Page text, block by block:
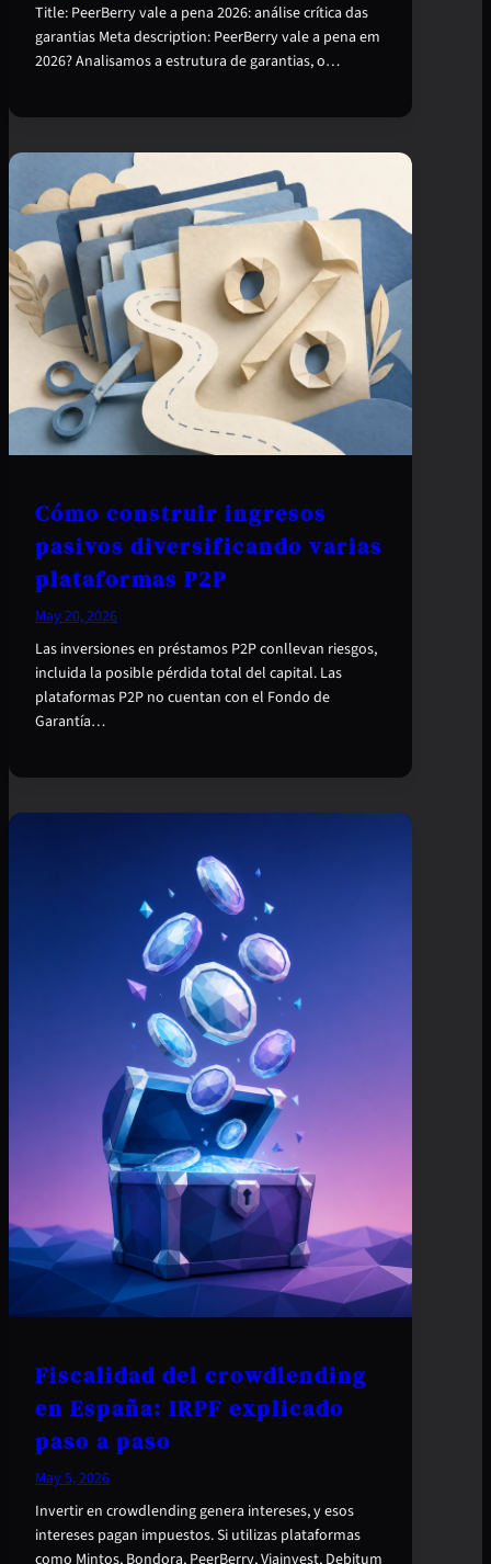
Title: PeerBerry vale a pena 2026: análise crítica das
garantias Meta description: PeerBerry vale a pena em
2026? Analisamos a estrutura de garantias, o…
Cómo construir ingresos
pasivos diversificando varias
plataformas P2P
May 20, 2026
Las inversiones en préstamos P2P conllevan riesgos,
incluida la posible pérdida total del capital. Las
plataformas P2P no cuentan con el Fondo de
Garantía…
Fiscalidad del crowdlending
en España: IRPF explicado
paso a paso
May 5, 2026
Invertir en crowdlending genera intereses, y esos
intereses pagan impuestos. Si utilizas plataformas